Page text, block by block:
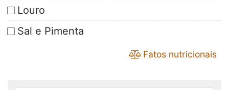
Louro
Sal e Pimenta
Fatos nutricionais